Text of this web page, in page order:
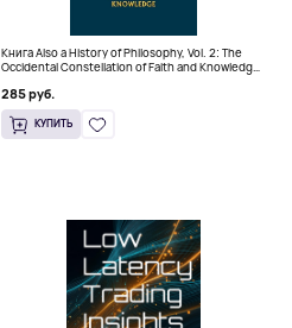
Книга Also a History of Philosophy, Vol. 2: The
Occidental Constellation of Faith and Knowledge
285 руб.
КУПИТЬ